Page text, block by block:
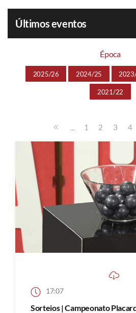
Últimos eventos
Época
2025/26 2024/25
2021/22
... 1 2 3 4
17:07
Sorteios | Campeonato